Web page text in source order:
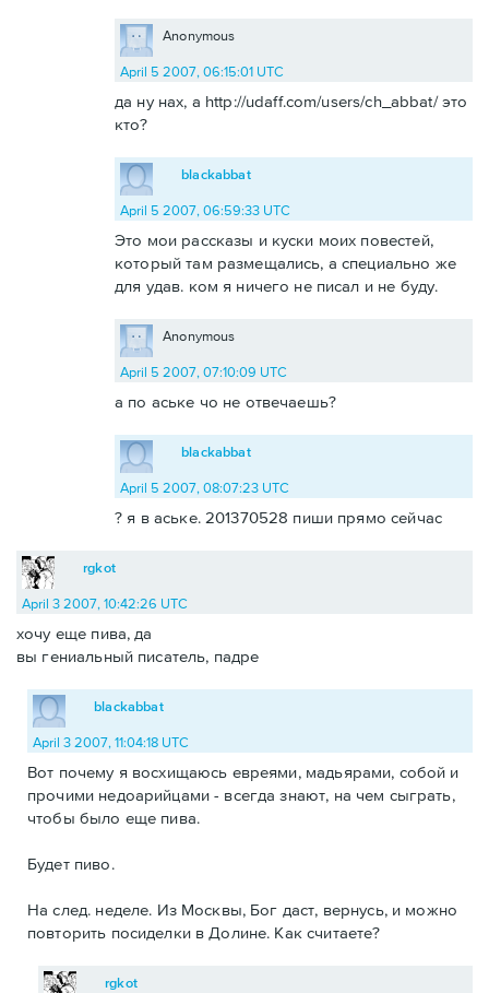
Anonymous
April 5 2007, 06:15:01 UTC
да ну нах, а http://udaff.com/users/ch_abbat/ это
кто?
blackabbat
April 5 2007, 06:59:33 UTC
Это мои рассказы и куски моих повестей,
который там размещались, а специально же
для удав. ком я ничего не писал и не буду.
Anonymous
April 5 2007, 07:10:09 UTC
а по аське чо не отвечаешь?
blackabbat
April 5 2007, 08:07:23 UTC
? я в аське. 201370528 пиши прямо сейчас
rgkot
April 3 2007, 10:42:26 UTC
хочу еще пива, да
вы гениальный писатель, падре
blackabbat
April 3 2007, 11:04:18 UTC
Вот почему я восхищаюсь евреями, мадьярами, собой и
прочими недоарийцами - всегда знают, на чем сыграть,
чтобы было еще пива.
Будет пиво.
На след. неделе. Из Москвы, Бог даст, вернусь, и можно
повторить посиделки в Долине. Как считаете?
rgkot